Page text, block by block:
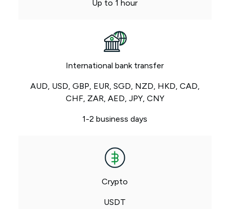
Up to 1 hour
International bank transfer
AUD, USD, GBP, EUR, SGD, NZD, HKD, CAD,
CHF, ZAR, AED, JPY, CNY
1-2 business days
Crypto
USDT